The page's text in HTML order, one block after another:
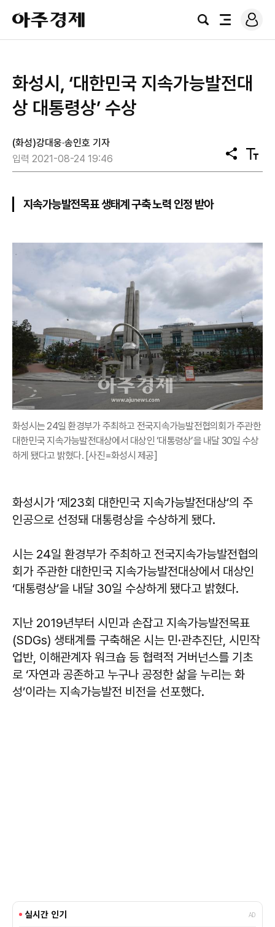
아
주
경
검
전
로
그
화성시, ‘대한민국 지속가능발전대
상 대통령상’ 수상
(화성)강대웅·송인호 기자
입력 2021-08-24 19:46
공
유
텍
스
지속가능발전목표 생태계 구축 노력 인정 받아
화성시는 24일 환경부가 주최하고 전국지속가능발전협의회가 주관한
대한민국 지속가능발전대상에서 대상인 ‘대통령상’을 내달 30일 수상
하게 됐다고 밝혔다. [사진=화성시 제공]
화성시가 ‘제23회 대한민국 지속가능발전대상’의 주
인공으로 선정돼 대통령상을 수상하게 됐다.
시는 24일 환경부가 주최하고 전국지속가능발전협의
회가 주관한 대한민국 지속가능발전대상에서 대상인
‘대통령상’을 내달 30일 수상하게 됐다고 밝혔다.
지난 2019년부터 시민과 손잡고 지속가능발전목표
(SDGs) 생태계를 구축해온 시는 민·관추진단, 시민작
업반, 이해관계자 워크숍 등 협력적 거버넌스를 기초
로 ‘자연과 공존하고 누구나 공정한 삶을 누리는 화
성’이라는 지속가능발전 비전을 선포했다.